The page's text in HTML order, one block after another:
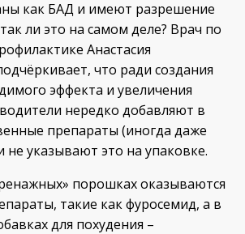
как БАД и имеют разрешение
ли это на самом деле? Врач по
Анастасия
что ради создания
эффекта и увеличения
нередко добавляют в
препараты (иногда даже
указывают это на упаковке.
порошках оказываются
такие как фуросемид, а в
для похудения –